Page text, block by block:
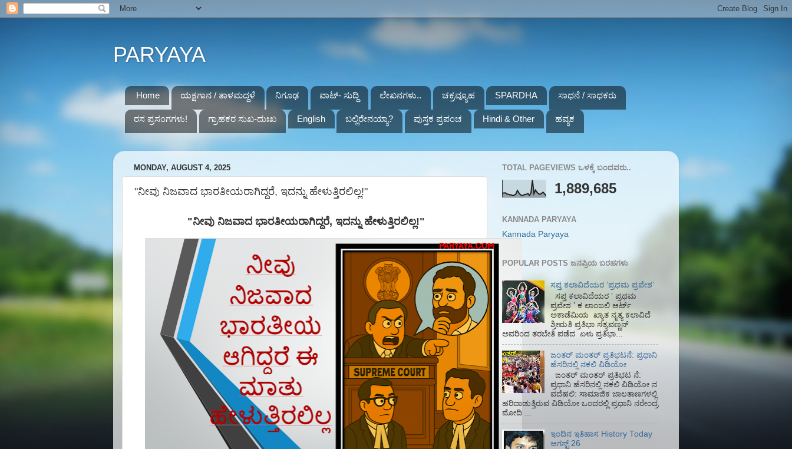
PARYAYA
Home ಯಕ್ಷಗಾನ / ತಾಳಮದ್ದಳೆ ನಿಗೂಢ ವಾಟ್- ಸುದ್ದಿ ಲೇಖನಗಳು.. ಚಕ್ರವ್ಯೂಹ SPARDHA ಸಾಧನೆ / ಸಾಧಕರು
ರಸ ಪ್ರಸಂಗಗಳು! ಗ್ರಾಹಕರ ಸುಖ-ದುಃಖ English ಬಲ್ಲಿರೇನಯ್ಯಾ? ಪುಸ್ತಕ ಪ್ರಪಂಚ Hindi & Other ಹವ್ಯಕ
MONDAY, AUGUST 4, 2025
"ನೀವು ನಿಜವಾದ ಭಾರತೀಯರಾಗಿದ್ದರೆ, ಇದನ್ನು ಹೇಳುತ್ತಿರಲಿಲ್ಲ!"
"ನೀವು ನಿಜವಾದ ಭಾರತೀಯರಾಗಿದ್ದರೆ, ಇದನ್ನು ಹೇಳುತ್ತಿರಲಿಲ್ಲ!"
TOTAL PAGEVIEWS ಒಳಕ್ಕೆ ಬಂದವರು..
1,889,685
KANNADA PARYAYA
Kannada Paryaya
POPULAR POSTS ಜನಪ್ರಿಯ ಬರಹಗಳು
ಸಪ್ತ ಕಲಾವಿದೆಯರ ʼಪ್ರಥಮ ಪ್ರವೇಶʼ
ಸಪ್ತ ಕಲಾವಿದೆಯರ ʼ ಪ್ರಥಮ
ಪ್ರವೇಶ ʼ ಕ ಲಾಂಜಲಿ ಆರ್ಟ್
ಅಕಾಡೆಮಿಯ‌ ಖ್ಯಾತ ನೃತ್ಯ ಕಲಾವಿದೆ
ಶ್ರೀಮತಿ ಪ್ರತಿಭಾ ಸತ್ಯವಣ್ಣನ್
ಅವರಿಂದ ತರಬೇತಿ ಪಡೆದ ಏಳು ಪ್ರತಿಭಾ...
ಜಂತರ್ ಮಂತರ್ ಪ್ರತಿಭಟನೆ: ಪ್ರಧಾನಿ
ಹೆಸರಿನಲ್ಲಿ ನಕಲಿ ವಿಡಿಯೋ
ಜಂತರ್ ಮಂತರ್ ಪ್ರತಿಭಟ ನೆ:
ಪ್ರಧಾನಿ ಹೆಸರಿನಲ್ಲಿ ನಕಲಿ ವಿಡಿಯೋ ನ
ವದೆಹಲಿ: ಸಾಮಾಜಿಕ ಜಾಲತಾಣಗಳಲ್ಲಿ
ಹರಿದಾಡುತ್ತಿರುವ ವಿಡಿಯೋ ಒಂದರಲ್ಲಿ ಪ್ರಧಾನಿ ನರೇಂದ್ರ
ಮೋದಿ ...
ಇಂದಿನ ಇತಿಹಾಸ History Today
ಆಗಸ್ಟ್ 26